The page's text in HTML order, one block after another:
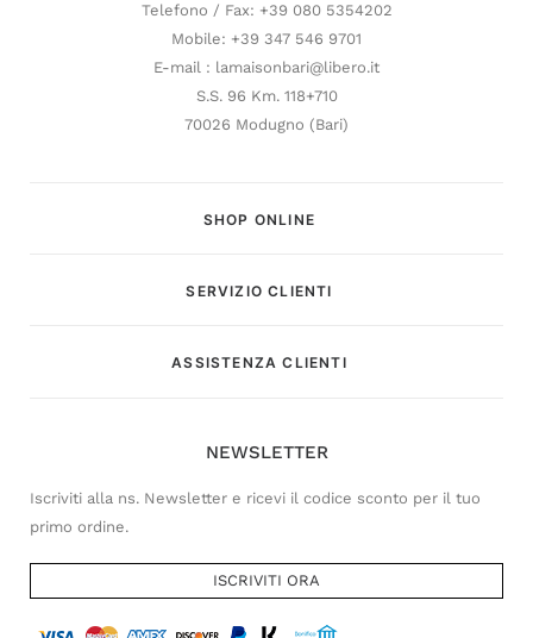
Telefono / Fax: +39 080 5354202
Mobile: +39 347 546 9701
E-mail : lamaisonbari@libero.it
S.S. 96 Km. 118+710
70026 Modugno (Bari)
SHOP ONLINE
SERVIZIO CLIENTI
ASSISTENZA CLIENTI
NEWSLETTER
Iscriviti alla ns. Newsletter e ricevi il codice sconto per il tuo
primo ordine.
ISCRIVITI ORA
Customer Service